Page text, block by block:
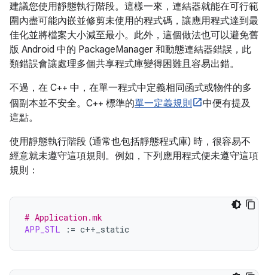
建議您使用靜態執行階段。這樣一來，連結器就能在可行範
圍內盡可能內嵌並修剪未使用的程式碼，讓應用程式達到最
佳化並將檔案大小減至最小。此外，這個做法也可以避免舊
版 Android 中的 PackageManager 和動態連結器錯誤，此
類錯誤會讓處理多個共享程式庫變得困難且容易出錯。
不過，在 C++ 中，在單一程式中定義相同函式或物件的多
個副本並不安全。C++ 標準的單一定義規則
中便有提及
這點。
使用靜態執行階段 (通常也包括靜態程式庫) 時，很容易不
經意就未遵守這項規則。例如，下列應用程式便未遵守這項
規則：
# Application.mk
APP_STL
:=